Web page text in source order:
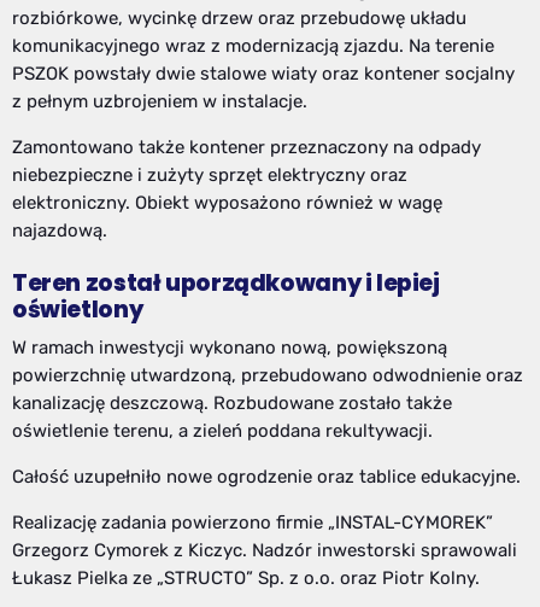
rozbiórkowe, wycinkę drzew oraz przebudowę układu
komunikacyjnego wraz z modernizacją zjazdu. Na terenie
PSZOK powstały dwie stalowe wiaty oraz kontener socjalny
z pełnym uzbrojeniem w instalacje.
Zamontowano także kontener przeznaczony na odpady
niebezpieczne i zużyty sprzęt elektryczny oraz
elektroniczny. Obiekt wyposażono również w wagę
najazdową.
Teren został uporządkowany i lepiej
oświetlony
W ramach inwestycji wykonano nową, powiększoną
powierzchnię utwardzoną, przebudowano odwodnienie oraz
kanalizację deszczową. Rozbudowane zostało także
oświetlenie terenu, a zieleń poddana rekultywacji.
Całość uzupełniło nowe ogrodzenie oraz tablice edukacyjne.
Realizację zadania powierzono firmie „INSTAL-CYMOREK”
Grzegorz Cymorek z Kiczyc. Nadzór inwestorski sprawowali
Łukasz Pielka ze „STRUCTO” Sp. z o.o. oraz Piotr Kolny.